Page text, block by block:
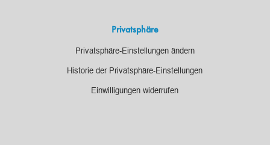
Privatsphäre
Privatsphäre-Einstellungen ändern
Historie der Privatsphäre-Einstellungen
Einwilligungen widerrufen